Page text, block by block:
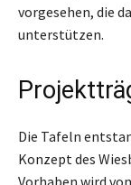
vorgesehen, die
unterstützen.
Die Tafeln
Konzept des